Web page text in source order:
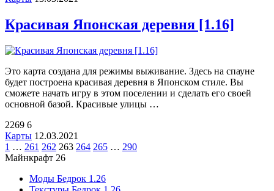
Красивая Японская деревня [1.16]
Это карта создана для режимы выживание. Здесь на спауне
будет построена красивая деревня в Японском стиле. Вы
сможете начать игру в этом поселении и сделать его своей
основной базой. Красивые улицы …
2269 6
Карты 12.03.2021
1 … 261 262 263 264 265 … 290
Майнкрафт 26
Моды Бедрок 1.26